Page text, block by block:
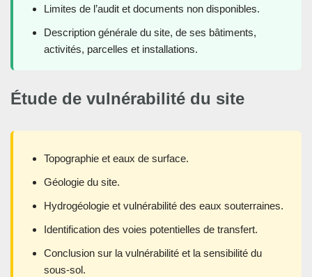
Limites de l’audit et documents non disponibles.
Description générale du site, de ses bâtiments,
activités, parcelles et installations.
Étude de vulnérabilité du site
Topographie et eaux de surface.
Géologie du site.
Hydrogéologie et vulnérabilité des eaux souterraines.
Identification des voies potentielles de transfert.
Conclusion sur la vulnérabilité et la sensibilité du
sous-sol.